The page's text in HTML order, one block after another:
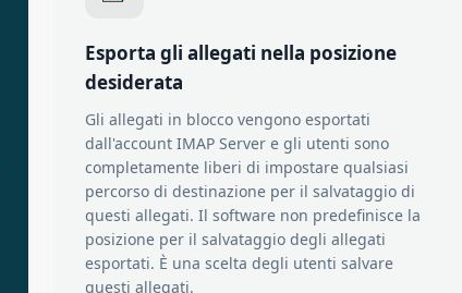
Esporta gli allegati nella posizione
desiderata
Gli allegati in blocco vengono esportati
dall'account IMAP Server e gli utenti sono
completamente liberi di impostare qualsiasi
percorso di destinazione per il salvataggio di
questi allegati. Il software non predefinisce la
posizione per il salvataggio degli allegati
esportati. È una scelta degli utenti salvare
questi allegati.